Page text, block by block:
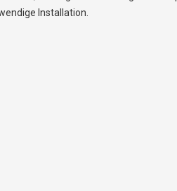
Installation.